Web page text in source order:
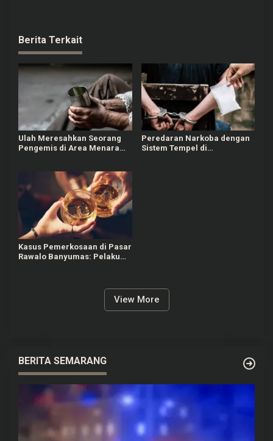
Berita Terkait
Ulah Meresahkan Seorang
Pengemis di Area Menara
Peredaran Narkoba dengan
Sistem Tempel di
Kasus Pemerkosaan di Pasar
Rawalo Banyumas: Pelaku
View More
BERITA SEMARANG